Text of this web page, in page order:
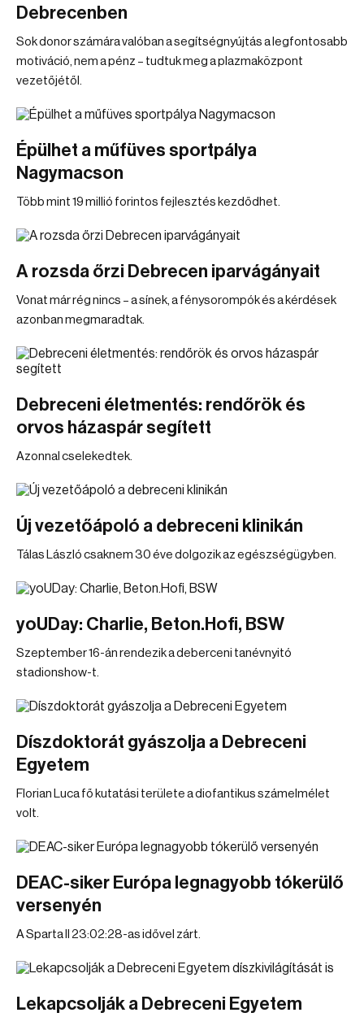
Debrecenben
Sok donor számára valóban a segítségnyújtás a legfontosabb
motiváció, nem a pénz – tudtuk meg a plazmaközpont
vezetőjétől.
Épülhet a műfüves sportpálya
Nagymacson
Több mint 19 millió forintos fejlesztés kezdődhet.
A rozsda őrzi Debrecen iparvágányait
Vonat már rég nincs – a sínek, a fénysorompók és a kérdések
azonban megmaradtak.
Debreceni életmentés: rendőrök és
orvos házaspár segített
Azonnal cselekedtek.
Új vezetőápoló a debreceni klinikán
Tálas László csaknem 30 éve dolgozik az egészségügyben.
yoUDay: Charlie, Beton.Hofi, BSW
Szeptember 16-án rendezik a deberceni tanévnyitó
stadionshow-t.
Díszdoktorát gyászolja a Debreceni
Egyetem
Florian Luca fő kutatási területe a diofantikus számelmélet
volt.
DEAC-siker Európa legnagyobb tókerülő
versenyén
A Sparta II 23:02:28-as idővel zárt.
Lekapcsolják a Debreceni Egyetem